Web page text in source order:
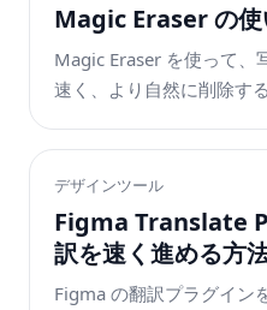
Magic Eraser の使
Magic Eraser を使って、
速く、より自然に削除す
デザインツール
Figma Translate
訳を速く進める方
Figma の翻訳プラグイン